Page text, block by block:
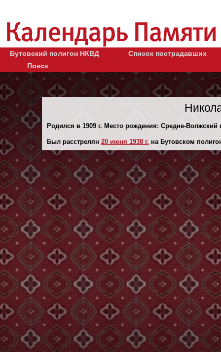
Бутовский полигон НКВД
Список пострадавших
Поиск
Родился в 1909 г. Место рождения: Средне-Волжский
Был расстрелян 20 июня 1938 г. на Бутовском